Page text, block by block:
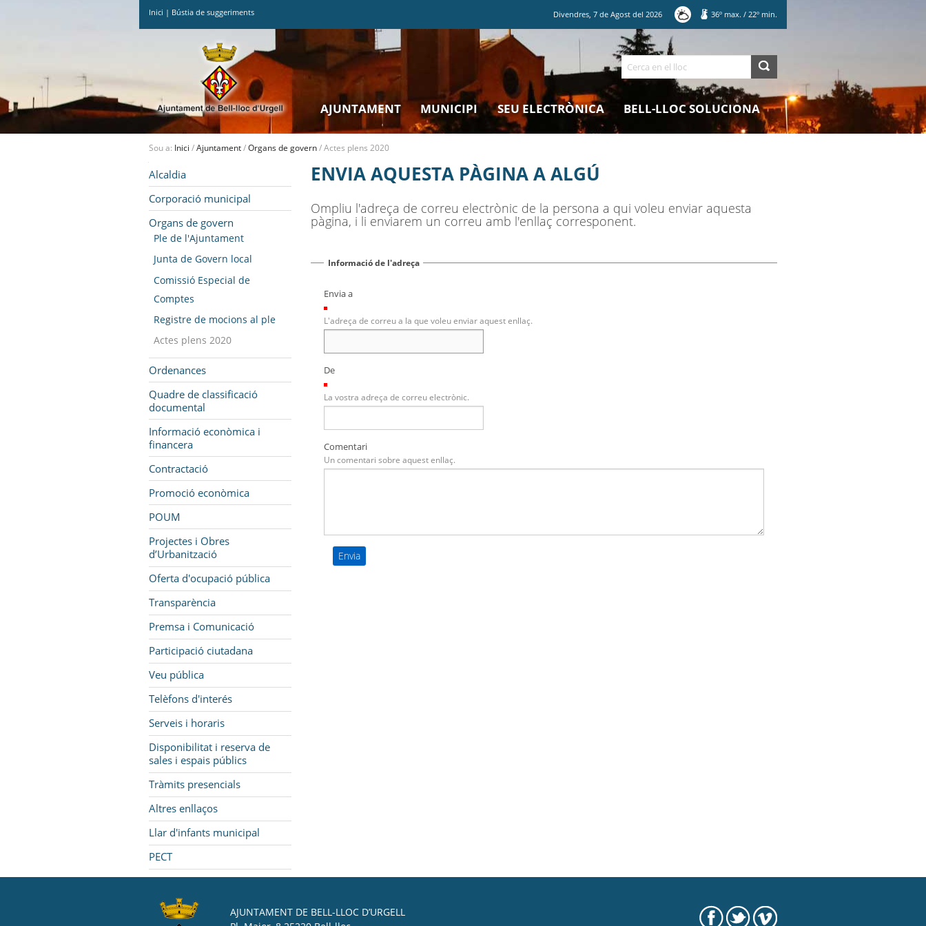
Inici | Bústia de suggeriments Divendres,7 deAgost del2026 36º max. / 22º min.
Cerca
AJUNTAMENT MUNICIPI SEU ELECTRÒNICA BELL-LLOC SOLUCIONA
Sou a: Inici /Ajuntament/Organs de govern/Actes plens 2020
Alcaldia
Corporació municipal
Organs de govern
Ple de l'Ajuntament
Junta de Govern local
Comissió Especial de
Comptes
Registre de mocions al ple
Actes plens 2020
Ordenances
Quadre de classificació
documental
Informació econòmica i
financera
Contractació
Promoció econòmica
POUM
Projectes i Obres
d’Urbanització
Oferta d'ocupació pública
Transparència
Premsa i Comunicació
Participació ciutadana
Veu pública
Telèfons d'interés
Serveis i horaris
Disponibilitat i reserva de
sales i espais públics
Tràmits presencials
Altres enllaços
Llar d'infants municipal
PECT
ENVIA AQUESTA PÀGINA A ALGÚ
Ompliu l'adreça de correu electrònic de la persona a qui voleu enviar aquesta
pàgina, i li enviarem un correu amb l'enllaç corresponent.
Informació de l'adreça
Envia a
L'adreça de correu a la que voleu enviar aquest enllaç.
De
La vostra adreça de correu electrònic.
Comentari
Un comentari sobre aquest enllaç.
AJUNTAMENT DE BELL-LLOC D’URGELL